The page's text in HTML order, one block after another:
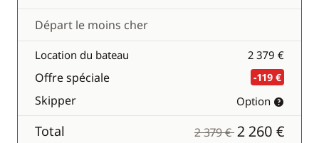
Départ le moins cher
Location du bateau 2 379 €
Offre spéciale -119 €
Skipper Option
Total 2 379 €2 260 €